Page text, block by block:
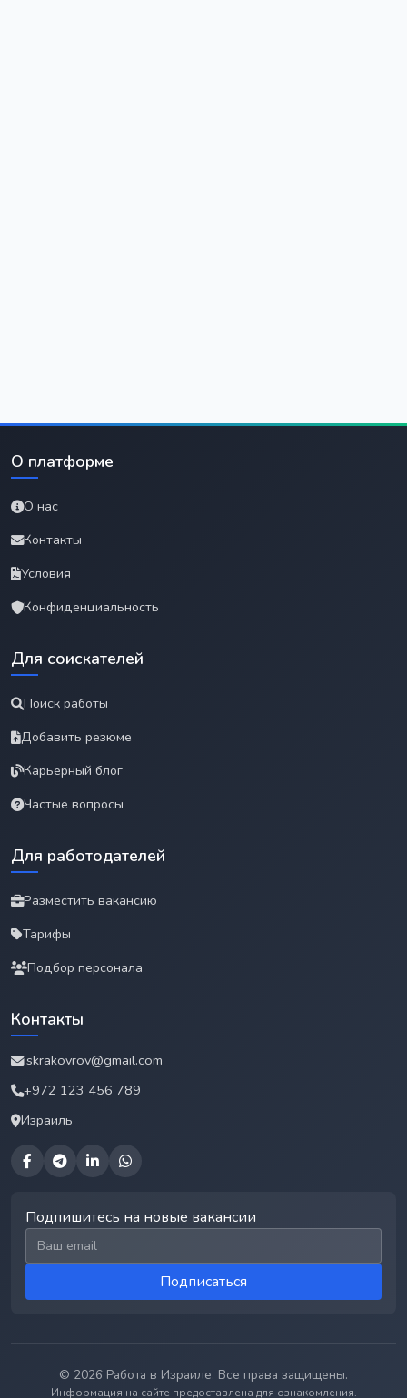
О платформе
О нас
Контакты
Условия
Конфиденциальность
Для соискателей
Поиск работы
Добавить резюме
Карьерный блог
Частые вопросы
Для работодателей
Разместить вакансию
Тарифы
Подбор персонала
Контакты
iskrakovrov@gmail.com
+972 123 456 789
Израиль
Подпишитесь на новые вакансии
Email для подписки
Подписаться
© 2026 Работа в Израиле. Все права защищены.
Информация на сайте предоставлена для ознакомления.